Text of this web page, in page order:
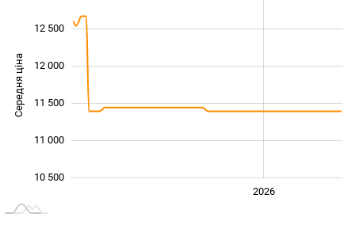
Середня ціна
10 500
11 000
11 500
12 000
12 500
2026